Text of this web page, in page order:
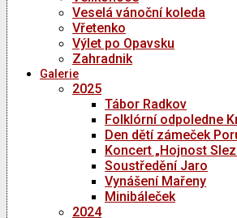
Veselá vánoční koleda
Vřetenko
Výlet po Opavsku
Zahradnik
Galerie
2025
Tábor Radkov
Folklórní odpoledne
Den dětí zámeček
Koncert „Hojnost
Soustředění Jaro
Vynášení Mařeny
Minibáleček
2024